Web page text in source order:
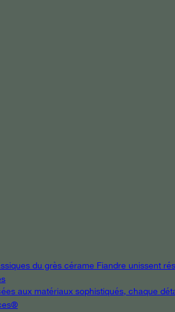
du grès cérame Fiandre unissent
aux matériaux sophistiqués, chaque